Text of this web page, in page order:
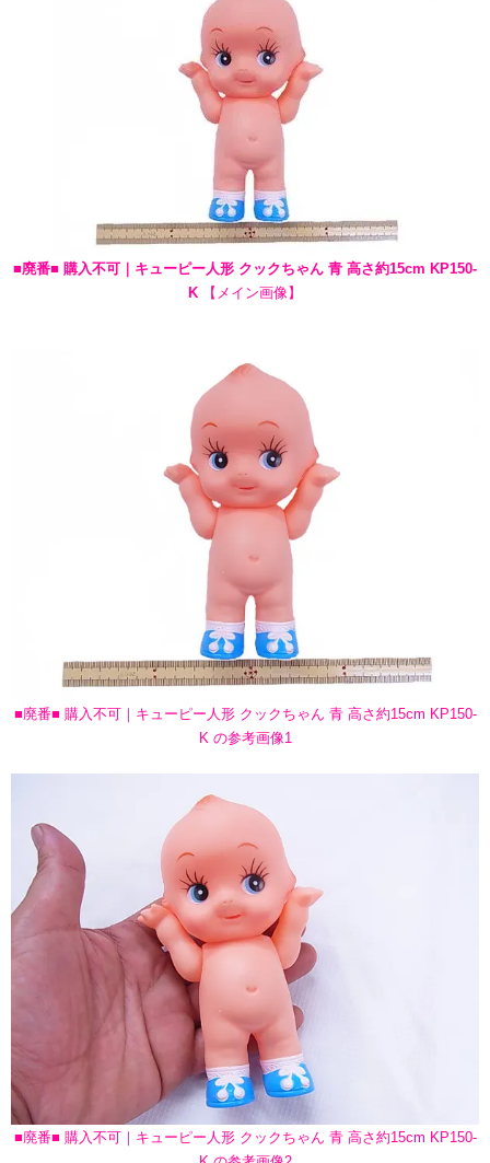
■廃番■ 購入不可｜キューピー人形 クックちゃん 青 高さ約15cm KP150-
K 【メイン画像】
■廃番■ 購入不可｜キューピー人形 クックちゃん 青 高さ約15cm KP150-
K の参考画像1
■廃番■ 購入不可｜キューピー人形 クックちゃん 青 高さ約15cm KP150-